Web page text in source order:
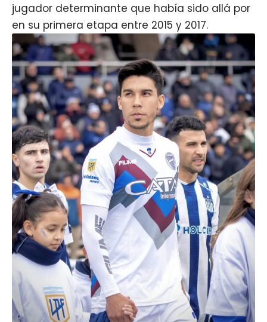
jugador determinante que había sido allá por
en su primera etapa entre 2015 y 2017.